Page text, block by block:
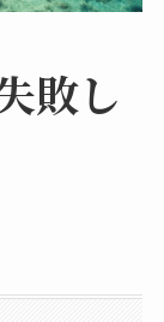
敗し